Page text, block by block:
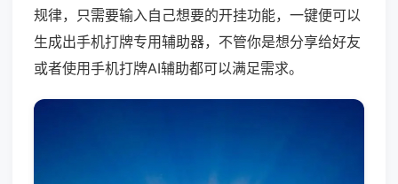
规律，只需要输入自己想要的开挂功能，一键便可以
生成出手机打牌专用辅助器，不管你是想分享给好友
或者使用手机打牌AI辅助都可以满足需求。